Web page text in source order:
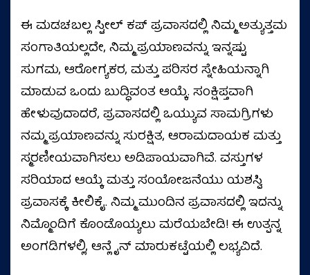
ಈ ಮಡಚಬಲ್ಲ ಸ್ಟೀಲ್ ಕಪ್ ಪ್ರವಾಸದಲ್ಲಿ ನಿಮ್ಮ ಅತ್ಯುತ್ತಮ
ಸಂಗಾತಿಯಲ್ಲದೇ, ನಿಮ್ಮ ಪ್ರಯಾಣವನ್ನು ಇನ್ನಷ್ಟು
ಸುಗಮ, ಆರೋಗ್ಯಕರ, ಮತ್ತು ಪರಿಸರ ಸ್ನೇಹಿಯನ್ನಾಗಿ
ಮಾಡುವ ಒಂದು ಬುದ್ಧಿವಂತ ಆಯ್ಕೆ. ಸಂಕ್ಷಿಪ್ತವಾಗಿ
ಹೇಳುವುದಾದರೆ, ಪ್ರವಾಸದಲ್ಲಿ ಒಯ್ಯುವ ಸಾಮಗ್ರಿಗಳು
ನಮ್ಮ ಪ್ರಯಾಣವನ್ನು ಸುರಕ್ಷಿತ, ಆರಾಮದಾಯಕ ಮತ್ತು
ಸ್ಮರಣೀಯವಾಗಿಸಲು ಅಡಿಪಾಯವಾಗಿವೆ. ವಸ್ತುಗಳ
ಸರಿಯಾದ ಆಯ್ಕೆ ಮತ್ತು ಸಂಯೋಜನೆಯು ಯಶಸ್ವಿ
ಪ್ರವಾಸಕ್ಕೆ ಕೀಲಿಕೈ. ನಿಮ್ಮ ಮುಂದಿನ ಪ್ರವಾಸದಲ್ಲಿ ಇದನ್ನು
ನಿಮ್ಮೊಂದಿಗೆ ಕೊಂಡೊಯ್ಯಲು ಮರೆಯಬೇಡಿ! ಈ ಉತ್ಪನ್ನ
ಅಂಗಡಿಗಳಲ್ಲಿ, ಆನ್ಲೈನ್ ಮಾರುಕಟ್ಟೆಯಲ್ಲಿ ಲಭ್ಯವಿದೆ.